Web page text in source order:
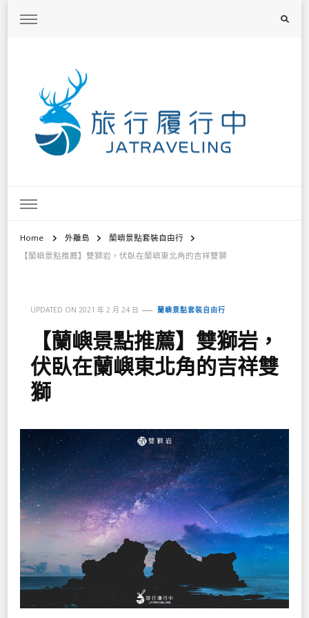
Home 外離島
蘭嶼景點套裝自由行
【蘭嶼景點推薦】雙獅岩，伏臥在蘭嶼東北角的吉祥雙獅
UPDATED ON 2021 年 2 月 24 日 蘭嶼景點套裝自由行
【蘭嶼景點推薦】雙獅岩，
伏臥在蘭嶼東北角的吉祥雙
獅